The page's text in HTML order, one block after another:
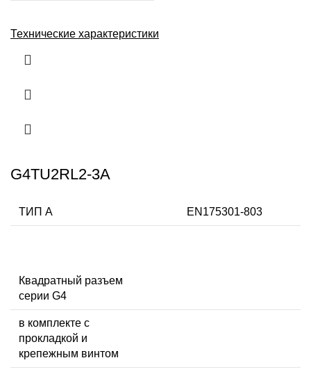
Технические характеристики
G4TU2RL2-3A
ТИП А EN175301-803
Квадратный разъем
серии G4
в комплекте с
прокладкой и
крепежным винтом